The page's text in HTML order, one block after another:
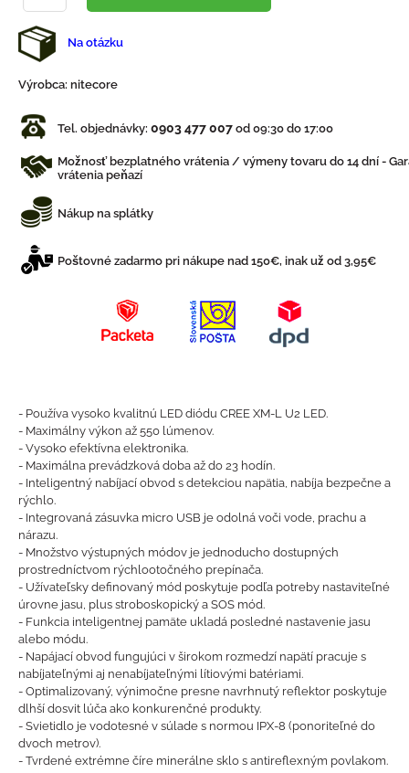
Na otázku
Výrobca: nitecore
Tel. objednávky: 0903 477 007 od 09:30 do 17:00
Možnosť bezplatného vrátenia / výmeny tovaru do 14 dní -
vrátenia peňazí
Nákup na splátky
Poštovné zadarmo pri nákupe nad 150€, inak už od 3,95€
- Používa vysoko kvalitnú LED diódu CREE XM-L U2 LED.
- Maximálny výkon až 550 lúmenov.
- Vysoko efektívna elektronika.
- Maximálna prevádzková doba až do 23 hodín.
- Inteligentný nabíjací obvod s detekciou napätia, nabíja bezpečne a
rýchlo.
- Integrovaná zásuvka micro USB je odolná voči vode, prachu a
nárazu.
- Množstvo výstupných módov je jednoducho dostupných
prostredníctvom rýchlootočného prepínača.
- Užívateľsky definovaný mód poskytuje podľa potreby nastaviteľné
úrovne jasu, plus stroboskopický a SOS mód.
- Funkcia inteligentnej pamäte ukladá posledné nastavenie jasu
alebo módu.
- Napájací obvod fungujúci v širokom rozmedzí napätí pracuje s
nabíjateľnými aj nenabíjateľnými lítiovými batériami.
- Optimalizovaný, výnimočne presne navrhnutý reflektor poskytuje
dlhší dosvit lúča ako konkurenčné produkty.
- Svietidlo je vodotesné v súlade s normou IPX-8 (ponoriteľné do
dvoch metrov).
- Tvrdené extrémne číre minerálne sklo s antireflexným povlakom.